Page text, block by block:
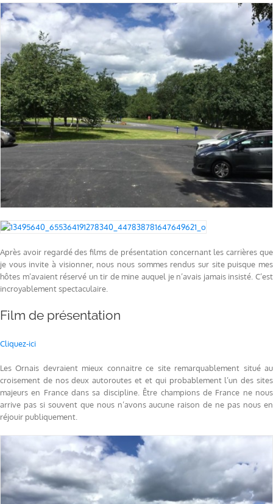
Après avoir regardé des films de présentation concernant les carrières que
je vous invite à visionner, nous nous sommes rendus sur site puisque mes
hôtes m’avaient réservé un tir de mine auquel je n’avais jamais insisté. C’est
incroyablement spectaculaire.
Film de présentation
Cliquez-ici
Les Ornais devraient mieux connaitre ce site remarquablement situé au
croisement de nos deux autoroutes et et qui probablement l’un des sites
majeurs en France dans sa discipline. Être champions de France ne nous
arrive pas si souvent que nous n’avons aucune raison de ne pas nous en
réjouir publiquement.